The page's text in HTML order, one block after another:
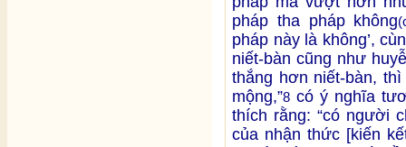
pháp tha pháp không
pháp này là không’,
niết-bàn cũng như
thắng hơn niết-bàn,
mộng,”8 có ý nghĩa
thích rằng: “có người
của nhận thức [kiến